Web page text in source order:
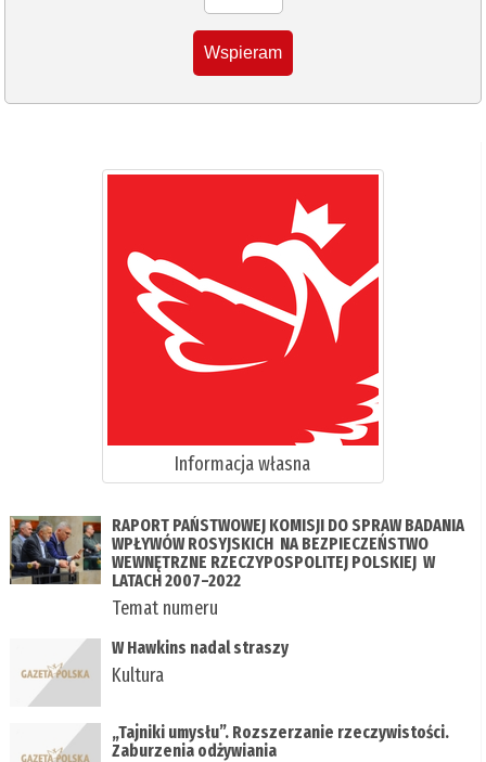
Wspieram
Informacja własna
RAPORT PAŃSTWOWEJ KOMISJI DO SPRAW BADANIA
WPŁYWÓW ROSYJSKICH NA BEZPIECZEŃSTWO
WEWNĘTRZNE RZECZYPOSPOLITEJ POLSKIEJ W
LATACH 2007–2022
Temat numeru
W Hawkins nadal straszy
Kultura
„Tajniki umysłu”. Rozszerzanie rzeczywistości.
Zaburzenia odżywiania